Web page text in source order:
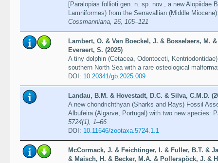
[Paralopias follioti gen. n. sp. nov., a new Alopiidae
Lamniformes) from the Serravallian (Middle
Cossmanniana, 26, 105–121
Lambert, O. & Van Boeckel, J. & Bosselaers, M.
Everaert, S. (2025)
A tiny dolphin (Cetacea, Odontoceti,
southern North Sea with a rare osteological
DOI: 10.20341/gb.2025.009
Landau, B.M. & Hovestadt, D.C. & Silva, C.M.D.
A new chondrichthyan (Sharks and Rays) Fossil
Albufeira (Algarve, Portugal) with two new species:
5724(1), 1–66
DOI: 10.11646/zootaxa.5724.1.1
McCormack, J. & Feichtinger, I. & Fuller, B.T. &
& Maisch, H. & Becker, M.A. & Pollerspöck, J. &